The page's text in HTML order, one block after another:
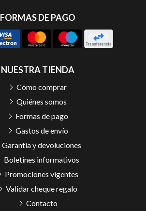
FORMAS DE PAGO
NUESTRA TIENDA
Cómo comprar
Quiénes somos
Formas de pago
Gastos de envío
Garantía y devoluciones
Boletines informativos
Promociones vigentes
Validar cheque regalo
Contacto